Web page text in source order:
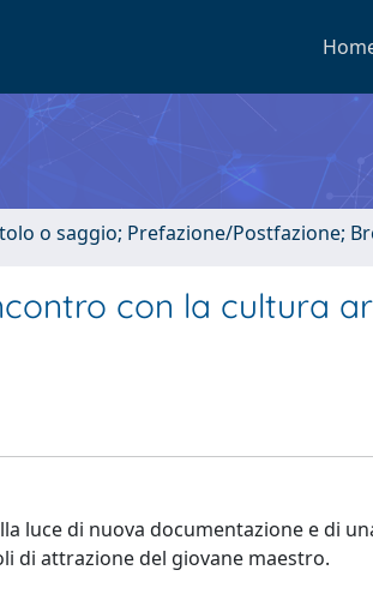
o saggio; Prefazione/Postfazione;
con la cultura
luce di nuova documentazione e di
di attrazione del giovane maestro.